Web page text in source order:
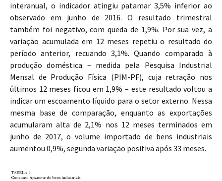
interanual, o indicador atingiu patamar 3,5% inferior ao
observado em junho de 2016. O resultado trimestral
também foi negativo, com queda de 1,9%. Por sua vez, a
variação acumulada em 12 meses repetiu o resultado do
período anterior, recuando 3,1%. Quando comparado à
produção doméstica – medida pela Pesquisa Industrial
Mensal de Produção Física (PIM-PF), cuja retração nos
últimos 12 meses ficou em 1,9% – este resultado voltou a
indicar um escoamento líquido para o setor externo. Nessa
mesma base de comparação, enquanto as exportações
acumularam alta de 2,1% nos 12 meses terminados em
junho de 2017, o volume importado de bens industriais
aumentou 0,9%, segunda variação positiva após 33 meses.